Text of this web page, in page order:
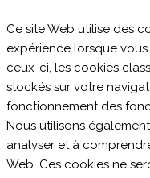
Ce site Web utilise des
expérience lorsque vous
ceux-ci, les cookies
stockés sur votre
fonctionnement des
Nous utilisons
analyser et à
Web. Ces cookies ne